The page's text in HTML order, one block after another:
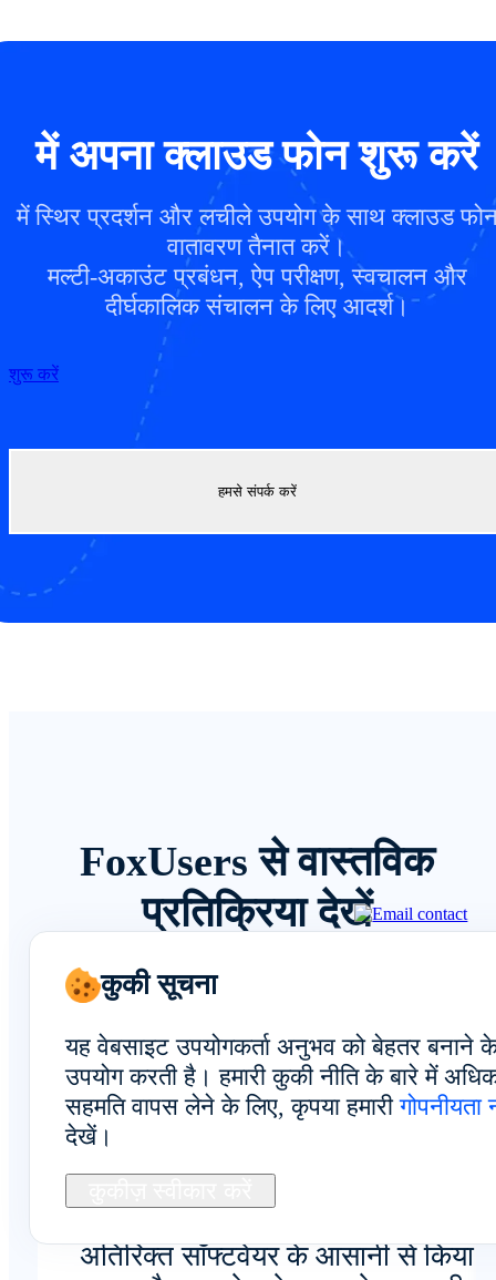
में अपना क्लाउड फोन शुरू करें
में स्थिर प्रदर्शन और लचीले उपयोग के साथ क्लाउड
वातावरण तैनात करें।
मल्टी-अकाउंट प्रबंधन, ऐप परीक्षण, स्वचालन और
दीर्घकालिक संचालन के लिए आदर्श।
शुरू करें
हमसे संपर्क करें
FoxUsers से वास्तविक
प्रतिक्रिया देखें
कुल अनुभव
अतिरिक्त सॉफ्टवेयर के आसानी से किया
कुकी सूचना
यह वेबसाइट उपयोगकर्ता अनुभव को बेहतर बनाने
उपयोग करती है। हमारी कुकी नीति के बारे में
सहमति वापस लेने के लिए, कृपया हमारीगोपनीयता
देखें।